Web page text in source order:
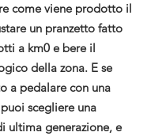
come viene prodotto il
un pranzetto fatto
a km0 e bere il
della zona. E se
a pedalare con una
scegliere una
ultima generazione, e